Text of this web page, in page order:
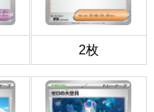
2枚